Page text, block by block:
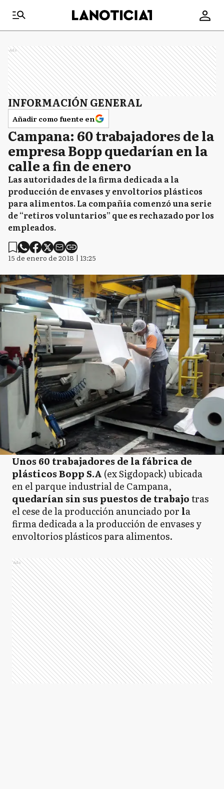
Ads
INFORMACIÓN GENERAL
Añadir como fuente en
Campana: 60 trabajadores de la
empresa Bopp quedarían en la
calle a fin de enero
Las autoridades de la firma dedicada a la
producción de envases y envoltorios plásticos
para alimentos. La compañía comenzó una serie
de “retiros voluntarios” que es rechazado por los
empleados.
15 de enero de 2018 | 13:25
Unos 60 trabajadores de la fábrica de
plásticos Bopp S.A (ex Sigdopack) ubicada
en el parque industrial de Campana,
quedarían sin sus puestos de trabajotras
el cese de la producción anunciado por la
firma dedicada a la producción de envases y
envoltorios plásticos para alimentos.
Ads